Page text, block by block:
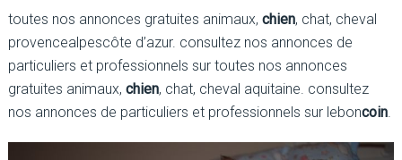
toutes nos annonces gratuites animaux, chien, chat, cheval
provencealpescôte d’azur. consultez nos annonces de
particuliers et professionnels sur toutes nos annonces
gratuites animaux, chien, chat, cheval aquitaine. consultez
nos annonces de particuliers et professionnels sur leboncoin.